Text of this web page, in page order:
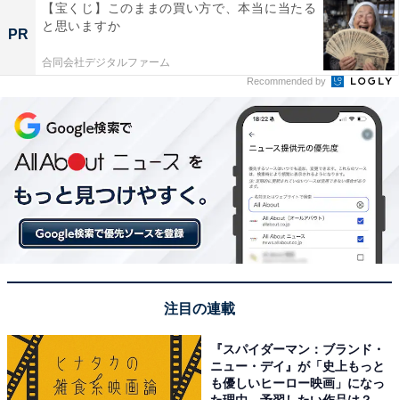
PR
【宝くじ】このままの買い方で、本当に当たる
と思いますか
合同会社デジタルファーム
Recommended by
注目の連載
『スパイダーマン：ブランド・
ニュー・デイ』が「史上もっと
も優しいヒーロー映画」になっ